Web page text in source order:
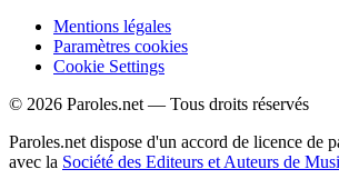
Mentions légales
Paramètres cookies
Cookie Settings
© 2026 Paroles.net — Tous droits réservés
Paroles.net dispose d'un accord de licence de
avec la Société des Editeurs et Auteurs de